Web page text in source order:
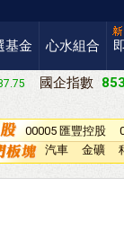
基金 心水組合
國企指數
00005 匯豐控股
汽車 金礦